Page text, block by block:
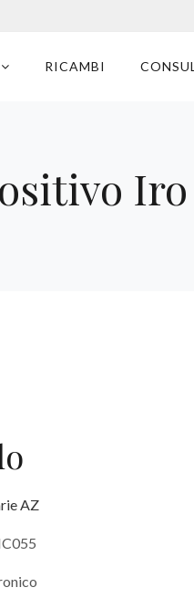
RICAMBI
AZ